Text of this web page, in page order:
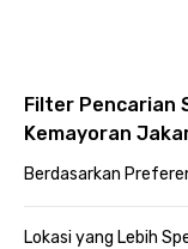
Filter Pencarian
Kemayoran
Berdasarkan
Lokasi yang Lebih